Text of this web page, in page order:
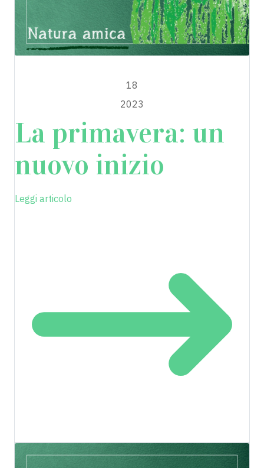
18
2023
La primavera: un
nuovo inizio
Leggi articolo